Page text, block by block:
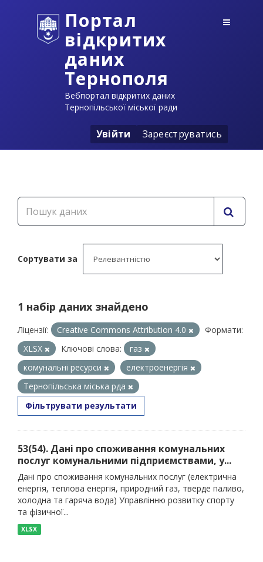
Портал
відкритих
даних
Тернополя
Вебпортал відкритих даних
Тернопільської міської ради
Увійти Зареєструватись
Сортувати за
1 набір даних знайдено
Ліцензії: Creative Commons Attribution 4.0
Формати:
XLSX
Ключові слова:
газ
комунальні ресурси
електроенергія
Тернопільська міська рда
Фільтрувати результати
53(54). Дані про споживання комунальних
послуг комунальними підприємствами, у...
Дані про споживання комунальних послуг (електрична
енергія, теплова енергія, природний газ, тверде паливо,
холодна та гаряча вода) Управлінню розвитку спорту
та фізичної...
XLSX